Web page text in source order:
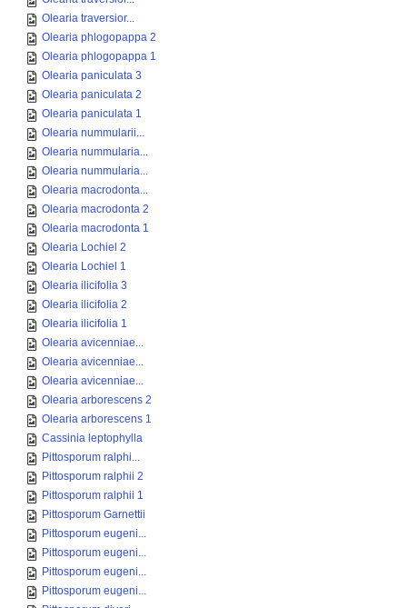
Olearia traversior...
Olearia phlogopappa 2
Olearia phlogopappa 1
Olearia paniculata 3
Olearia paniculata 2
Olearia paniculata 1
Olearia nummularii...
Olearia nummularia...
Olearia nummularia...
Olearia macrodonta...
Olearia macrodonta 2
Olearia macrodonta 1
Olearia Lochiel 2
Olearia Lochiel 1
Olearia ilicifolia 3
Olearia ilicifolia 2
Olearia ilicifolia 1
Olearia avicenniae...
Olearia avicenniae...
Olearia avicenniae...
Olearia arborescens 2
Olearia arborescens 1
Cassinia leptophylla
Pittosporum ralphi...
Pittosporum ralphii 2
Pittosporum ralphii 1
Pittosporum Garnettii
Pittosporum eugeni...
Pittosporum eugeni...
Pittosporum eugeni...
Pittosporum eugeni...